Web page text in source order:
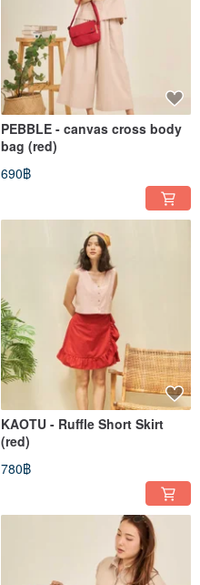
PEBBLE - canvas cross body
bag (red)
690฿
KAOTU - Ruffle Short Skirt
(red)
780฿